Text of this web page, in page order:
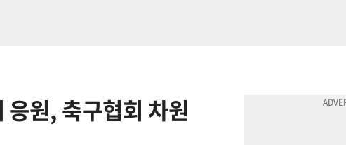
응원, 축구협회 차원